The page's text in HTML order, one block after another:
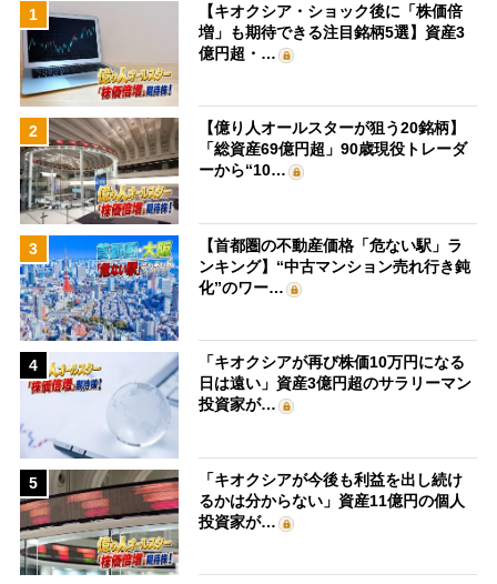
1
【キオクシア・ショック後に「株価倍
増」も期待できる注目銘柄5選】資産3
億円超・…
2
【億り人オールスターが狙う20銘柄】
「総資産69億円超」90歳現役トレーダ
ーから“10…
3
【首都圏の不動産価格「危ない駅」ラ
ンキング】“中古マンション売れ行き鈍
化”のワー…
4
「キオクシアが再び株価10万円になる
日は遠い」資産3億円超のサラリーマン
投資家が…
5
「キオクシアが今後も利益を出し続け
るかは分からない」資産11億円の個人
投資家が…